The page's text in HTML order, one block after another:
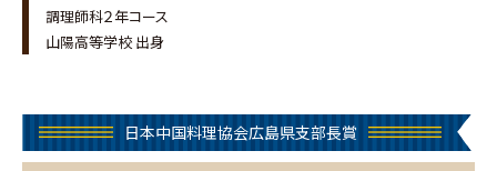
調理師科２年コース
山陽高等学校 出身
日本中国料理協会広島県支部長賞